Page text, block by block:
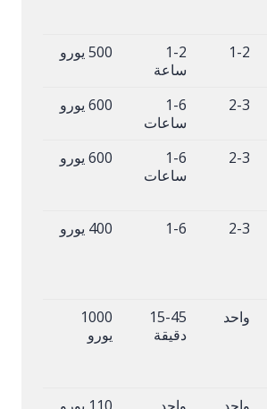
1-2
1-2
ساعة
500 يورو
2-3
1-6
ساعات
600 يورو
2-3
1-6
ساعات
600 يورو
2-3
1-6 400 يورو
واحد
15-45
دقيقة
1000
يورو
واحد واحد 110 يورو